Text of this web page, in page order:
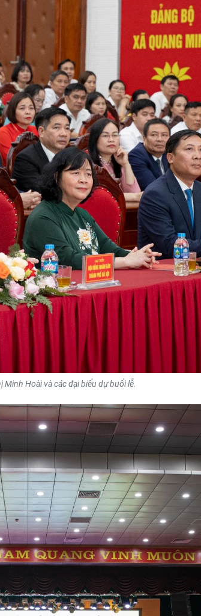
Minh Hoài và các đại biểu dự buổi lễ.